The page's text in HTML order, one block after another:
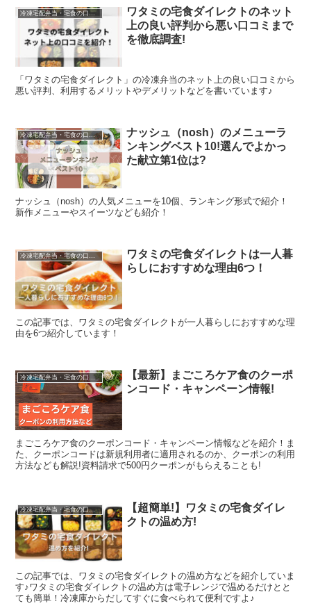
冷凍宅配弁当・宅食の口コミなど
ワタミの宅食ダイレクトのネット
上の良い評判から悪い口コミまで
を徹底調査!
「ワタミの宅食ダイレクト」の冷凍弁当のネット上の良い口コミから
悪い評判、利用するメリットやデメリットなどを書いています♪
冷凍宅配弁当・宅食の口コミなど
ナッシュ（nosh）のメニューラ
ンキングベスト10!選んでよかっ
た献立第1位は?
ナッシュ（nosh）の人気メニューを10個、ランキング形式で紹介！
新作メニューやスイーツなども紹介！
冷凍宅配弁当・宅食の口コミなど
ワタミの宅食ダイレクトは一人暮
らしにおすすめな理由6つ！
この記事では、ワタミの宅食ダイレクトが一人暮らしにおすすめな理
由を6つ紹介しています！
冷凍宅配弁当・宅食の口コミなど
【最新】まごころケア食のクーポ
ンコード・キャンペーン情報!
まごころケア食のクーポンコード・キャンペーン情報などを紹介！ま
た、クーポンコードは新規利用者に適用されるのか、クーポンの利用
方法なども解説!資料請求で500円クーポンがもらえることも!
冷凍宅配弁当・宅食の口コミなど
【超簡単!】ワタミの宅食ダイレ
クトの温め方!
この記事では、ワタミの宅食ダイレクトの温め方などを紹介していま
す♪ワタミの宅食ダイレクトの温め方は電子レンジで温めるだけとと
ても簡単！冷凍庫からだしてすぐに食べられて便利ですよ♪